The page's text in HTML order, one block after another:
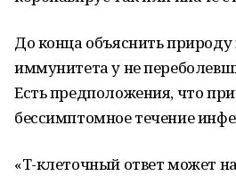
До конца объяснить
иммунитета у не
Есть предположения, что
бессимптомное течение
«Т-клеточный ответ может